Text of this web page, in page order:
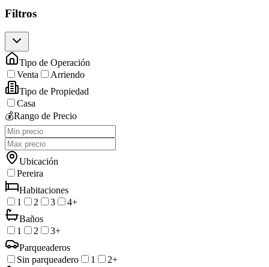
Filtros
Tipo de Operación
Venta
Arriendo
Tipo de Propiedad
Casa
💰Rango de Precio
Ubicación
Pereira
Habitaciones
1
2 3
4+
Baños
1
2
3+
Parqueaderos
Sin parqueadero
1
2+